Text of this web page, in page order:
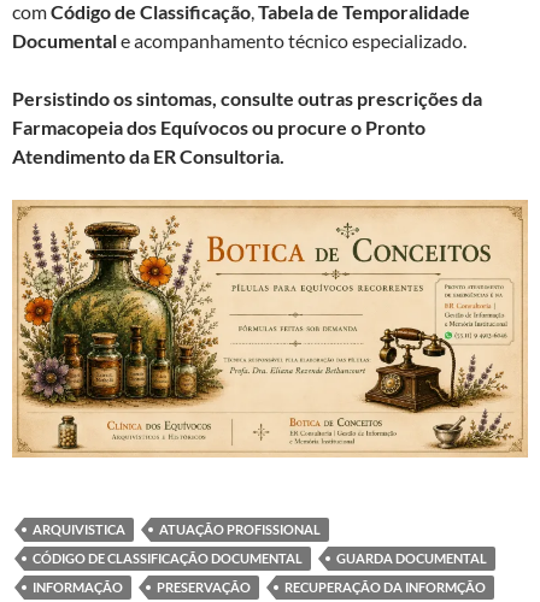
comCódigo de Classificação Tabela de Temporalidade
Documentale acompanhamento técnico especializado.
Persistindo os sintomas, consulte outras prescrições da
Farmacopeia dos Equívocos ou procure o Pronto
Atendimento da ER Consultoria.
ARQUIVISTICA
ATUAÇÃO PROFISSIONAL
CÓDIGO DE CLASSIFICAÇÃO DOCUMENTAL
GUARDA DOCUMENTAL
INFORMAÇÃO
PRESERVAÇÃO
RECUPERAÇÃO DA INFORMÇÃO